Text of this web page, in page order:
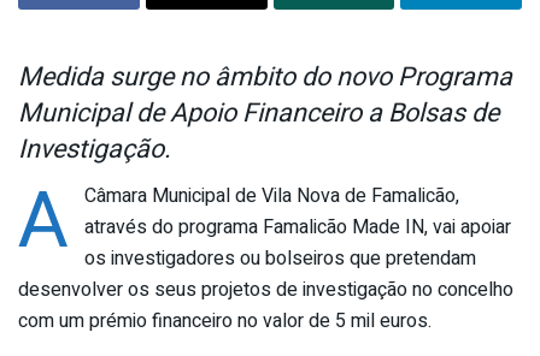
Medida surge no âmbito do novo Programa
Municipal de Apoio Financeiro a Bolsas de
Investigação.
A Câmara Municipal de Vila Nova de Famalicão,
através do programa Famalicão Made IN, vai apoiar
os investigadores ou bolseiros que pretendam
desenvolver os seus projetos de investigação no concelho
com um prémio financeiro no valor de 5 mil euros.